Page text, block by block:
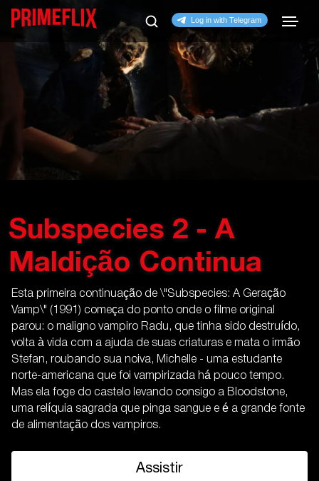
Subspecies 2 - A
Maldição Continua
Esta primeira continuação de \"Subspecies: A Geração
Vamp\" (1991) começa do ponto onde o filme original
parou: o maligno vampiro Radu, que tinha sido destruído,
volta à vida com a ajuda de suas criaturas e mata o irmão
Stefan, roubando sua noiva, Michelle - uma estudante
norte-americana que foi vampirizada há pouco tempo.
Mas ela foge do castelo levando consigo a Bloodstone,
uma relíquia sagrada que pinga sangue e é a grande fonte
de alimentação dos vampiros.
Assistir